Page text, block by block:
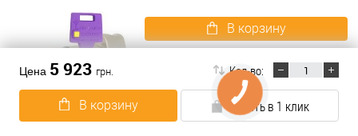
Цена 5 923 грн. Кол-во:
В корзину Купить в 1 клик
В корзину
Купить в 1 клик
К сравнению